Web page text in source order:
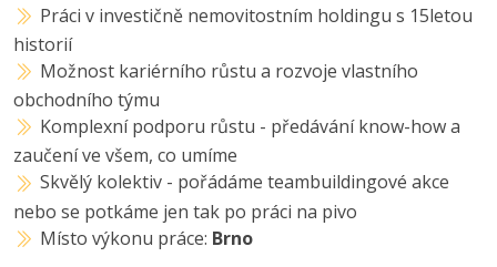
Práci v investičně nemovitostním holdingu s 15letou
historií
Možnost kariérního růstu a rozvoje vlastního
obchodního týmu
Komplexní podporu růstu - předávání know-how a
zaučení ve všem, co umíme
Skvělý kolektiv - pořádáme teambuildingové akce
nebo se potkáme jen tak po práci na pivo
Místo výkonu práce: Brno